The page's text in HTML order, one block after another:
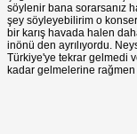
söylenir bana sorarsanız
şey söyleyebilirim o konser
bir karış havada halen
inönü den ayrılıyordu.
Türkiye'ye tekrar gelmedi
kadar gelmelerine rağmen